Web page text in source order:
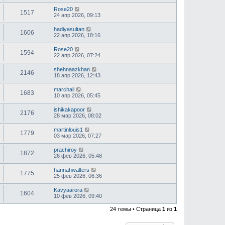
1517
Rose20
24 апр 2026, 09:13
1606
hadiyasultan
22 апр 2026, 18:16
1594
Rose20
22 апр 2026, 07:24
2146
shehnaazkhan
18 апр 2026, 12:43
1683
marchall
10 апр 2026, 05:45
2176
ishikakapoor
28 мар 2026, 08:02
1779
martinlouis1
03 мар 2026, 07:27
1872
prachiroy
26 фев 2026, 05:48
1775
hannahwalters
25 фев 2026, 06:36
1604
Kavyaarora
10 фев 2026, 09:40
24 темы • Страница 1 из 1